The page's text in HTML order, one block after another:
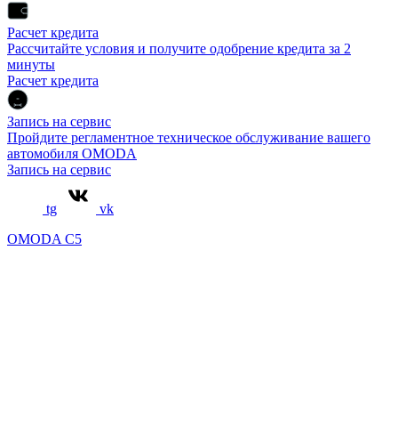
Расчет кредита
Рассчитайте условия и получите одобрение кредита за 2
минуты
Расчет кредита
Запись на сервис
Пройдите регламентное техническое обслуживание вашего
автомобиля OMODA
Запись на сервис
tg
vk
OMODA C5